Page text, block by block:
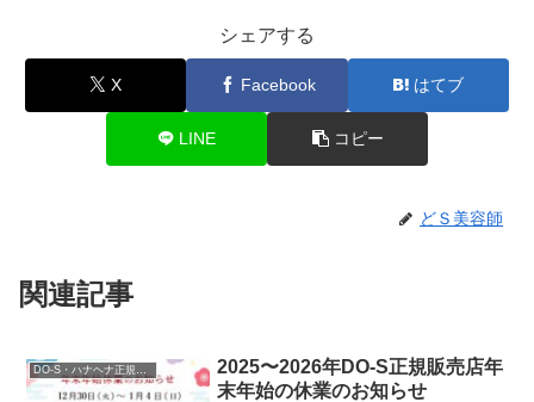
シェアする
X Facebook はてブ
LINE コピー
どＳ美容師
関連記事
2025〜2026年DO-S正規販売店年
末年始の休業のお知らせ